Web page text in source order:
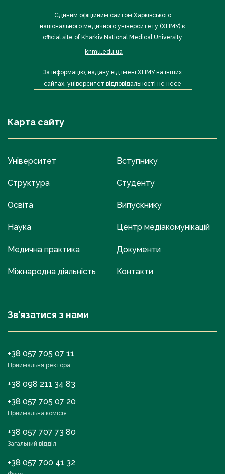
Єдиним офіційним сайтом Харківського
національного медичного університету (ХНМУ) є
official site of Kharkiv National Medical University
knmu.edu.ua
За інформацію, надану від імені ХНМУ на інших
сайтах, університет відповідальності не несе
Карта сайту
Університет
Структура
Освіта
Наука
Медична практика
Міжнародна діяльність
Вступнику
Студенту
Випускнику
Центр медіакомунікацій
Документи
Контакти
Зв’язатися з нами
+38 057 705 07 11
Приймальня ректора
+38 098 211 34 83
+38 057 705 07 20
Приймальна комісія
+38 057 707 73 80
Загальний відділ
+38 057 700 41 32